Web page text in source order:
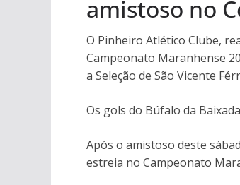
amistoso no
O Pinheiro Atlético Clube,
Campeonato Maranhense
a Seleção de São Vicente
Os gols do Búfalo da
Após o amistoso deste
estreia no Campeonato